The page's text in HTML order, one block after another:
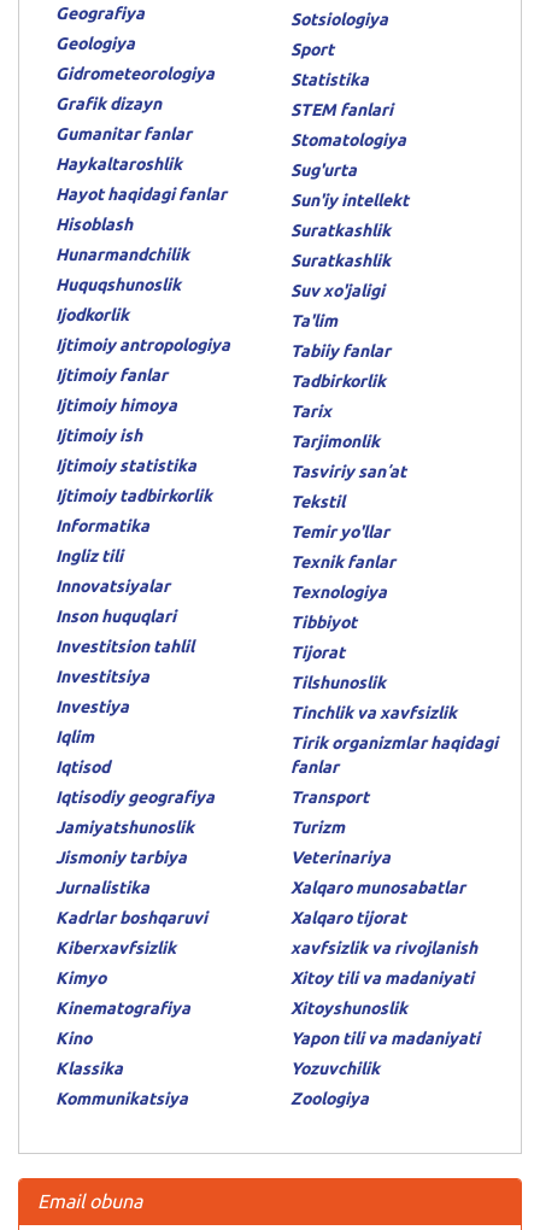
Geografiya
Geologiya
Gidrometeorologiya
Grafik dizayn
Gumanitar fanlar
Haykaltaroshlik
Hayot haqidagi fanlar
Hisoblash
Hunarmandchilik
Huquqshunoslik
Ijodkorlik
Ijtimoiy antropologiya
Ijtimoiy fanlar
Ijtimoiy himoya
Ijtimoiy ish
Ijtimoiy statistika
Ijtimoiy tadbirkorlik
Informatika
Ingliz tili
Innovatsiyalar
Inson huquqlari
Investitsion tahlil
Investitsiya
Investiya
Iqlim
Iqtisod
Iqtisodiy geografiya
Jamiyatshunoslik
Jismoniy tarbiya
Jurnalistika
Kadrlar boshqaruvi
Kiberxavfsizlik
Kimyo
Kinematografiya
Kino
Klassika
Kommunikatsiya
Sotsiologiya
Sport
Statistika
STEM fanlari
Stomatologiya
Sug'urta
Sun'iy intellekt
Suratkashlik
Suratkashlik
Suv xo'jaligi
Ta'lim
Tabiiy fanlar
Tadbirkorlik
Tarix
Tarjimonlik
Tasviriy sanʼat
Tekstil
Temir yo'llar
Texnik fanlar
Texnologiya
Tibbiyot
Tijorat
Tilshunoslik
Tinchlik va xavfsizlik
Tirik organizmlar haqidagi
fanlar
Transport
Turizm
Veterinariya
Xalqaro munosabatlar
Xalqaro tijorat
xavfsizlik va rivojlanish
Xitoy tili va madaniyati
Xitoyshunoslik
Yapon tili va madaniyati
Yozuvchilik
Zoologiya
Email obuna